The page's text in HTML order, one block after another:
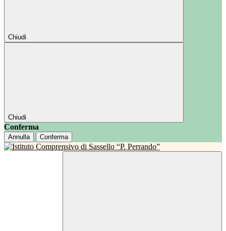
Chiudi
Chiudi
Conferma
Annulla Conferma